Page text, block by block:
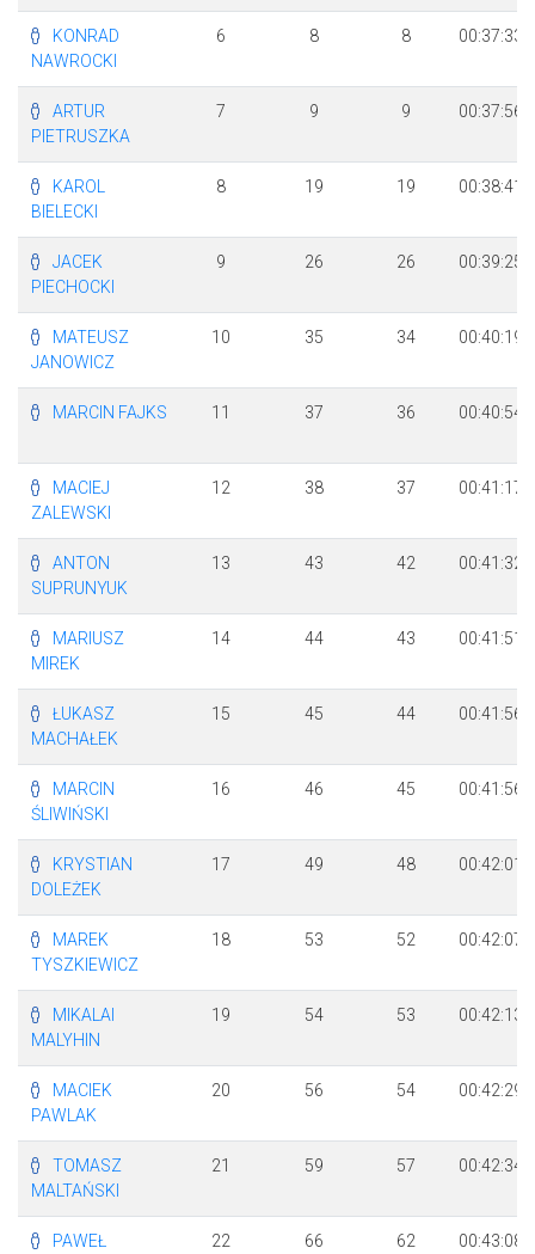
KONRAD
NAWROCKI
6 8 8 00:37:33
ARTUR
PIETRUSZKA
7 9 9 00:37:56
KAROL
BIELECKI
8 19 19 00:38:41
JACEK
PIECHOCKI
9 26 26 00:39:25
MATEUSZ
JANOWICZ
10 35 34 00:40:19
MARCIN FAJKS 11 37 36 00:40:54
MACIEJ
ZALEWSKI
12 38 37 00:41:17
ANTON
SUPRUNYUK
13 43 42 00:41:32
MARIUSZ
MIREK
14 44 43 00:41:51
ŁUKASZ
MACHAŁEK
15 45 44 00:41:56
MARCIN
ŚLIWIŃSKI
16 46 45 00:41:56
KRYSTIAN
DOLEŻEK
17 49 48 00:42:01
MAREK
TYSZKIEWICZ
18 53 52 00:42:07
MIKALAI
MALYHIN
19 54 53 00:42:13
MACIEK
PAWLAK
20 56 54 00:42:29
TOMASZ
MALTAŃSKI
21 59 57 00:42:34
PAWEŁ
22 66 62 00:43:08